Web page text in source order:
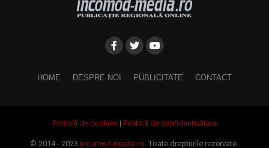
HOME DESPRE NOI PUBLICITATE CONTACT
Politică de cookies | Politică de confidențialitate
© 2014 - 2023incomod-media.ro. Toate drepturile rezervate.